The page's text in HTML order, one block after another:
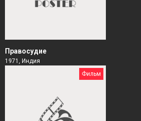
Правосудие
1971, Индия
Фильм